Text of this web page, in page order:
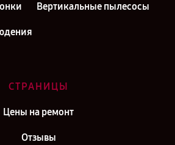
Вертикальные пылесосы
СТРАНИЦЫ
Цены на ремонт
Отзывы